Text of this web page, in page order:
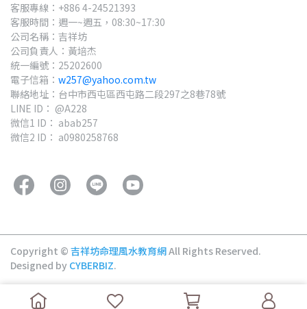
客服專線：+886 4-24521393
客服時間：週一~週五，08:30~17:30
公司名稱：吉祥坊
公司負責人：黃培杰
統一編號：25202600
電子信箱： w257@yahoo.com.tw
聯絡地址：台中市西屯區西屯路二段297之8巷78號
LINE ID： @A228
微信1 ID： abab257
微信2 ID： a0980258768
Copyright © 吉祥坊命理風水教育網All Rights Reserved.
Designed by CYBERBIZ.